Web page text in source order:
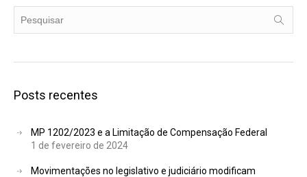
Posts recentes
MP 1202/2023 e a Limitação de Compensação Federal
1 de fevereiro de 2024
Movimentações no legislativo e judiciário modificam